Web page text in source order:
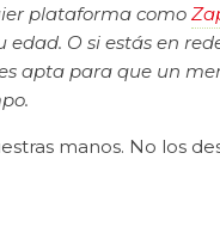
plataforma como
O si estás en
apta para que un
manos. No los